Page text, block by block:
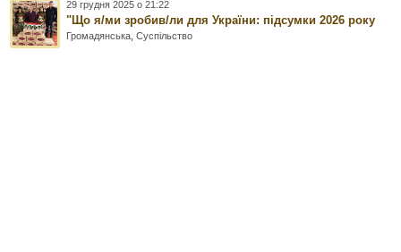
29 грудня 2025 о 21:22
"Що я/ми зробив/ли для України: підсумки 2026 року
Громадянська ,Суспільство